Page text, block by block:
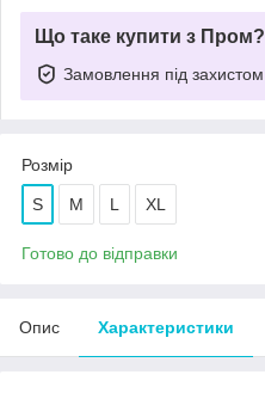
Що таке купити з Пром?
Замовлення під захистом
Розмір
S M L XL
Готово до відправки
Опис Характеристики